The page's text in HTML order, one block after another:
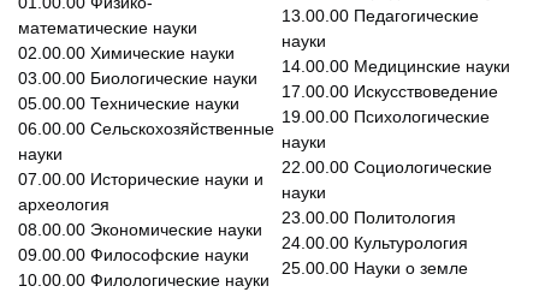
математические науки
02.00.00 Химические науки
03.00.00 Биологические науки
05.00.00 Технические науки
06.00.00 Сельскохозяйственные
науки
07.00.00 Исторические науки и
археология
08.00.00 Экономические науки
09.00.00 Философские науки
10.00.00 Филологические науки
13.00.00 Педагогические
науки
14.00.00 Медицинские науки
17.00.00 Искусствоведение
19.00.00 Психологические
науки
22.00.00 Социологические
науки
23.00.00 Политология
24.00.00 Культурология
25.00.00 Науки о земле